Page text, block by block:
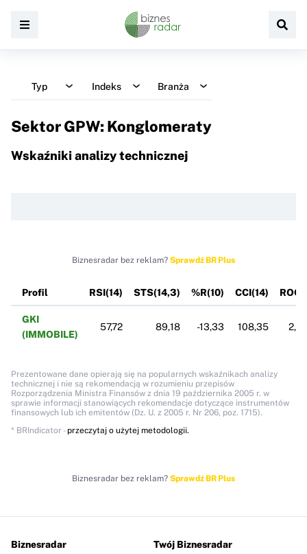
Typ Indeks Branża
Sektor GPW: Konglomeraty
Wskaźniki analizy technicznej
Biznesradar bez reklam? Sprawdź BR Plus
Profil RSI(14) STS(14,3) %R(10) CCI(14)
GKI
(IMMOBILE)
57,72 89,18 -13,33 108,35
Prezentowane dane opierają się na popularnych wskaźnikach analizy
technicznej i nie są rekomendacją w rozumieniu przepisów
Rozporządzenia Ministra Finansów z dnia 19 października 2005 r. w
sprawie informacji stanowiących rekomendacje dotyczące instrumentów
finansowych lub ich emitentów (Dz. U. z 2005 r. Nr 206, poz. 1715).
* BRIndicator - przeczytaj o użytej metodologii.
Biznesradar bez reklam? Sprawdź BR Plus
Biznesradar Twój Biznesradar